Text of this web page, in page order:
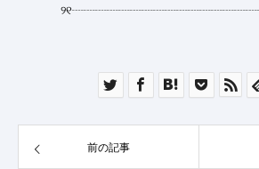
୨୧
前の記事